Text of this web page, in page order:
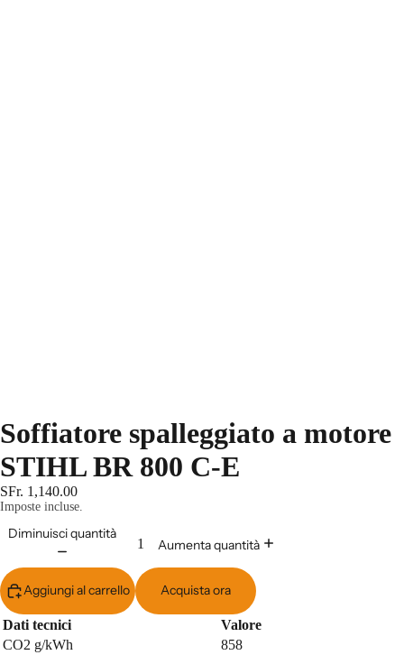
Soffiatore spalleggiato a motore
STIHL BR 800 C-E
SFr. 1,140.00
Imposte incluse.
Diminuisci quantità
Aumenta quantità
Aggiungi al carrello Acquista ora
Dati tecnici
Valore
CO2 g/kWh
858